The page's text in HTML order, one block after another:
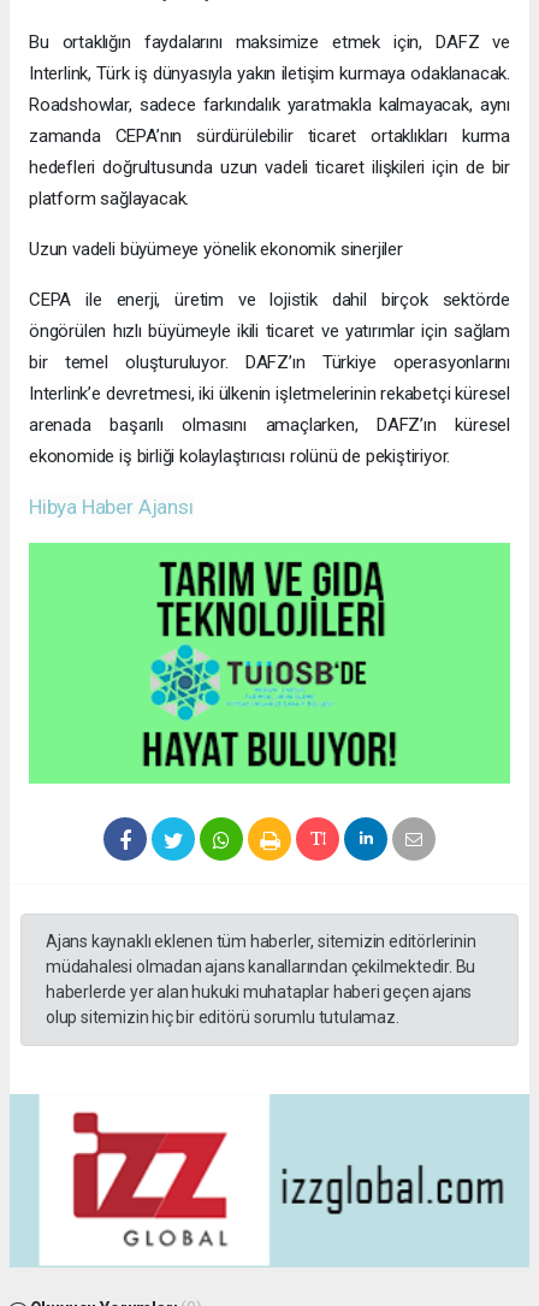
Bu ortaklığın faydalarını maksimize etmek için, DAFZ ve
Interlink, Türk iş dünyasıyla yakın iletişim kurmaya odaklanacak.
Roadshowlar, sadece farkındalık yaratmakla kalmayacak, aynı
zamanda CEPA’nın sürdürülebilir ticaret ortaklıkları kurma
hedefleri doğrultusunda uzun vadeli ticaret ilişkileri için de bir
platform sağlayacak.
Uzun vadeli büyümeye yönelik ekonomik sinerjiler
CEPA ile enerji, üretim ve lojistik dahil birçok sektörde
öngörülen hızlı büyümeyle ikili ticaret ve yatırımlar için sağlam
bir temel oluşturuluyor. DAFZ’ın Türkiye operasyonlarını
Interlink’e devretmesi, iki ülkenin işletmelerinin rekabetçi küresel
arenada başarılı olmasını amaçlarken, DAFZ’ın küresel
ekonomide iş birliği kolaylaştırıcısı rolünü de pekiştiriyor.
Hibya Haber Ajansı
Ajans kaynaklı eklenen tüm haberler, sitemizin editörlerinin
müdahalesi olmadan ajans kanallarından çekilmektedir. Bu
haberlerde yer alan hukuki muhataplar haberi geçen ajans
olup sitemizin hiç bir editörü sorumlu tutulamaz.